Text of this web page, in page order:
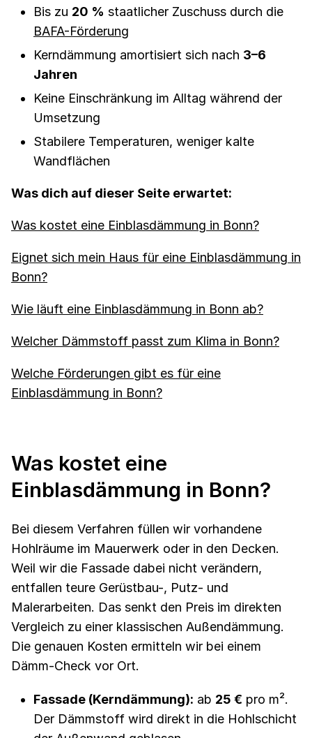
Bis zu 20 % staatlicher Zuschuss durch die
BAFA-Förderung
Kerndämmung amortisiert sich nach 3–6
Jahren
Keine Einschränkung im Alltag während der
Umsetzung
Stabilere Temperaturen, weniger kalte
Wandflächen
Was dich auf dieser Seite erwartet:
Was kostet eine Einblasdämmung in Bonn?
Eignet sich mein Haus für eine Einblasdämmung in
Bonn?
Wie läuft eine Einblasdämmung in Bonn ab?
Welcher Dämmstoff passt zum Klima in Bonn?
Welche Förderungen gibt es für eine
Einblasdämmung in Bonn?
Was kostet eine
Einblasdämmung in Bonn?
Bei diesem Verfahren füllen wir vorhandene
Hohlräume im Mauerwerk oder in den Decken.
Weil wir die Fassade dabei nicht verändern,
entfallen teure Gerüstbau-, Putz- und
Malerarbeiten. Das senkt den Preis im direkten
Vergleich zu einer klassischen Außendämmung.
Die genauen Kosten ermitteln wir bei einem
Dämm-Check vor Ort.
Fassade (Kerndämmung): ab 25 € pro m².
Der Dämmstoff wird direkt in die Hohlschicht